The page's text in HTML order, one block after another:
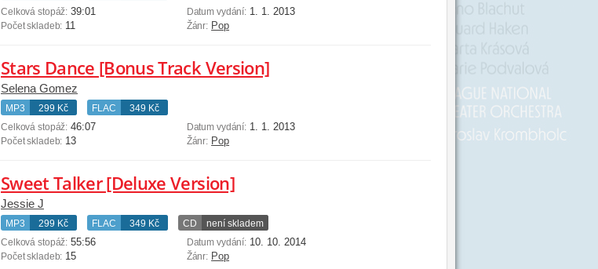
Celková stopáž: 39:01
Počet skladeb: 11
Datum vydání: 1. 1. 2013
Žánr: Pop
Stars Dance [Bonus Track Version]
Selena Gomez
MP3 299 Kč FLAC
349 Kč
Celková stopáž: 46:07
Počet skladeb: 13
Datum vydání: 1. 1. 2013
Žánr: Pop
Sweet Talker [Deluxe Version]
Jessie J
MP3 299 Kč FLAC 349 Kč CD
není skladem
Celková stopáž: 55:56
Počet skladeb: 15
Datum vydání: 10. 10. 2014
Žánr: Pop